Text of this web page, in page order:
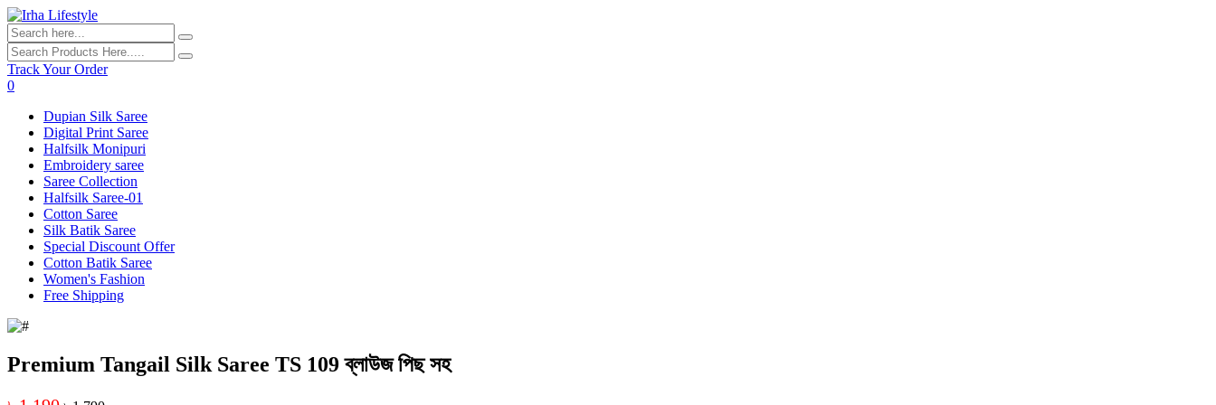
Track Your Order
0
Dupian Silk Saree
Digital Print Saree
Halfsilk Monipuri
Embroidery saree
Saree Collection
Halfsilk Saree-01
Cotton Saree
Silk Batik Saree
Special Discount Offer
Cotton Batik Saree
Women's Fashion
Free Shipping
Premium Tangail Silk Saree TS 109 ব্লাউজ পিছ সহ